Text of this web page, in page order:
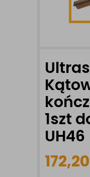
1szt
UH46
172,20